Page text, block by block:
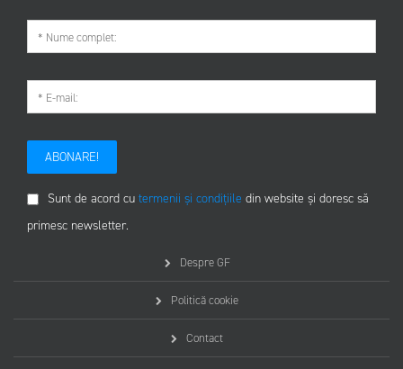
ABONARE!
Sunt de acord cu termenii și condițiile din website și doresc să
primesc newsletter.
Despre GF
Politică cookie
Contact